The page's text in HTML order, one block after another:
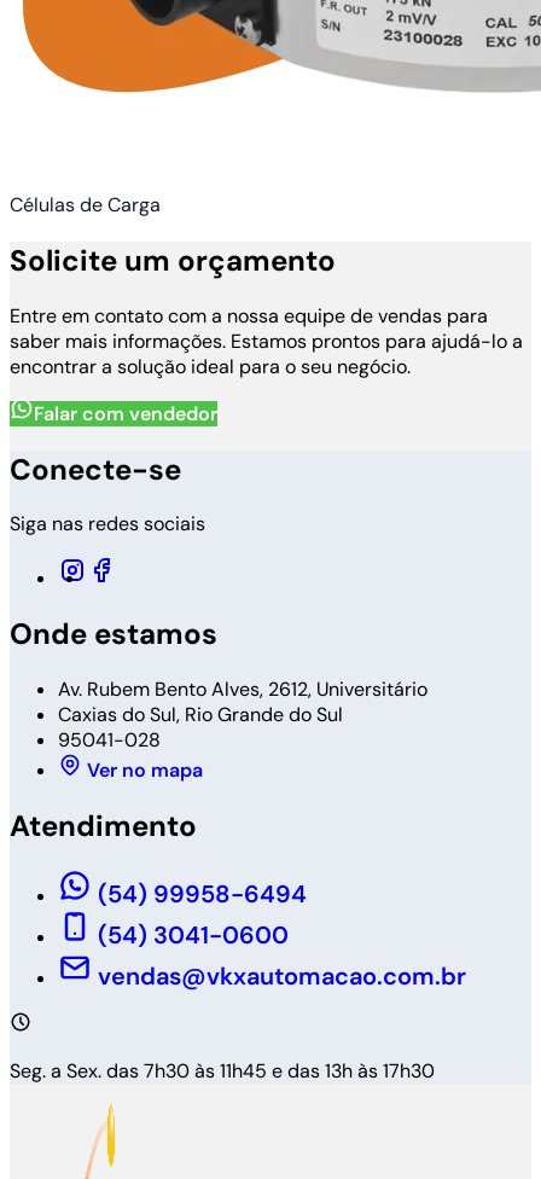
Células de Carga
Solicite um orçamento
Entre em contato com a nossa equipe de vendas para
saber mais informações. Estamos prontos para ajudá-lo a
encontrar a solução ideal para o seu negócio.
Falar com vendedor
Conecte-se
Siga nas redes sociais
Onde estamos
Av. Rubem Bento Alves, 2612, Universitário
Caxias do Sul, Rio Grande do Sul
95041-028
Ver no mapa
Atendimento
(54) 99958-6494
(54) 3041-0600
vendas@vkxautomacao.com.br
Seg. a Sex. das 7h30 às 11h45 e das 13h às 17h30